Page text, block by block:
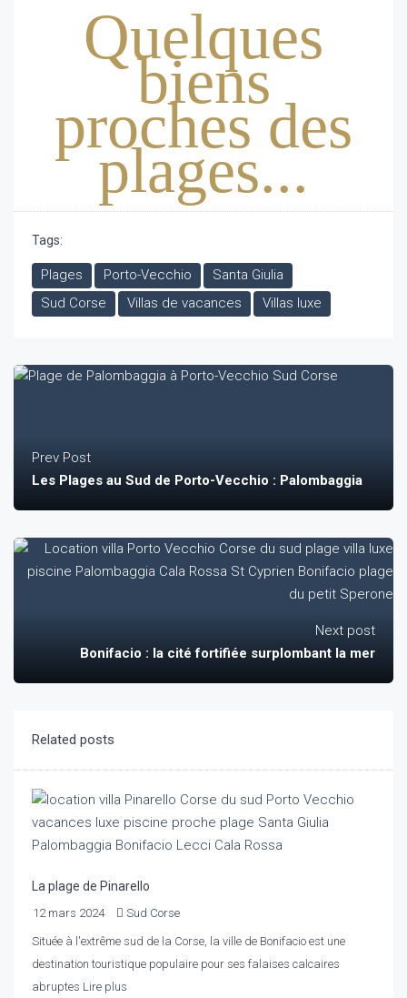
Quelques
biens
proches des
plages...
Tags:
Plages Porto-Vecchio
Santa Giulia
Sud Corse
Villas de vacances Villas luxe
Prev Post
Les Plages au Sud de Porto-Vecchio : Palombaggia
Next post
Bonifacio : la cité fortifiée surplombant la mer
Related posts
La plage de Pinarello
12 mars 2024 Sud Corse
Située à l'extrême sud de la Corse, la ville de Bonifacio est une
destination touristique populaire pour ses falaises calcaires
abruptes Lire plus